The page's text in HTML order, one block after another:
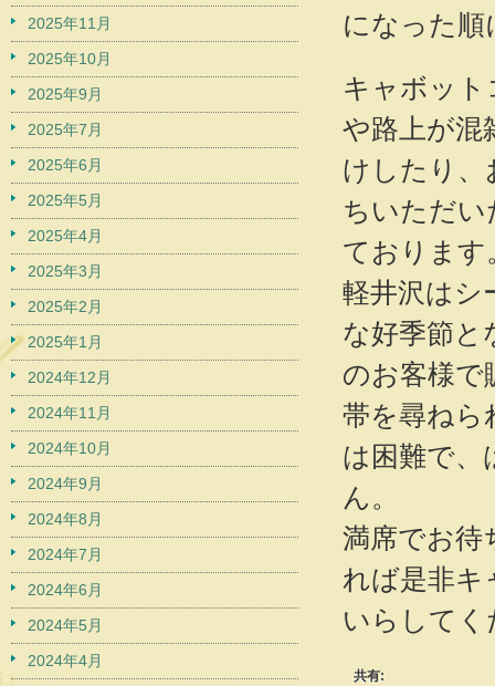
になった
キャボット
や路上が混
けしたり、
ちいただ
ております
軽井沢はシ
な好季節と
のお客様で
帯を尋ねら
は困難で、
ん。
満席でお待
れば是非キ
いらしてく
共有:
2025年11月
2025年10月
2025年9月
2025年7月
2025年6月
2025年5月
2025年4月
2025年3月
2025年2月
2025年1月
2024年12月
2024年11月
2024年10月
2024年9月
2024年8月
2024年7月
2024年6月
2024年5月
2024年4月